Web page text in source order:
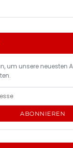
um unsere neuesten
ABONNIEREN